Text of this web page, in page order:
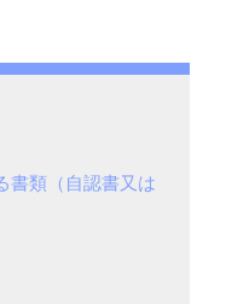
書類（自認書又は